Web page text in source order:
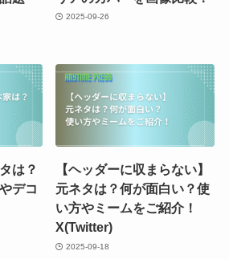
2025-09-26
は？
デコ
【ヘッダーに収まらない】
元ネタは？何が面白い？使
い方やミームをご紹介！
X(Twitter)
2025-09-18